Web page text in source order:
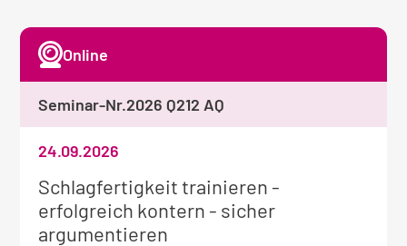
Weitere
Informationen
zum
Schlagfertigkeit trainieren -
erfolgreich kontern - sicher
argumentieren
24.09.2026
Online
Seminar-Nr.2026 Q212 AQ